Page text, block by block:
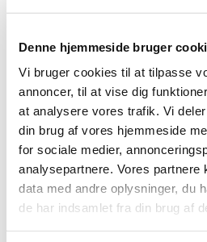
Denne hjemmeside bruger
Vi bruger cookies til at tilpasse
annoncer, til at vise dig
at analysere vores trafik. Vi
din brug af vores hjemmeside
for sociale medier,
analysepartnere. Vores partnere
data med andre oplysninger, du
de har indsamlet fra din brug af
MERA NYHED!
4025877566509
MERA Pure Sensitive
Lam & Ris 12,5kg –
Hundefoder til Følsom
Fordøjelse
DKK 395,00
DKK 316,00 ekskl. moms
Køb nu